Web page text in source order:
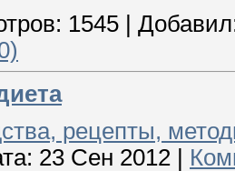
1545
рецепты,
23 Сен 2012 |